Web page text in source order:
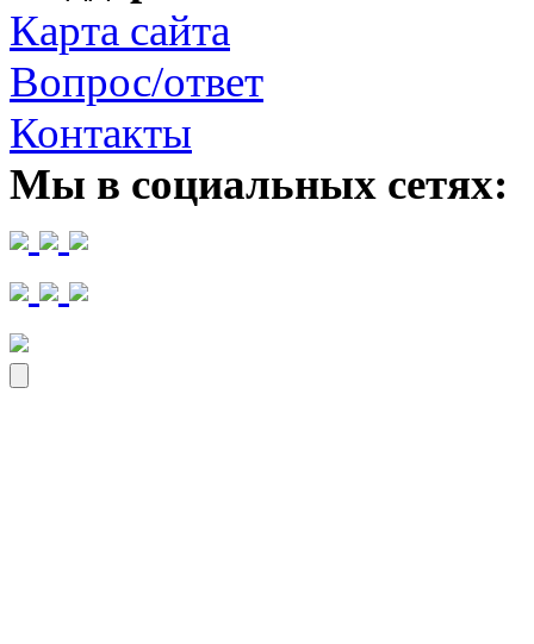
Карта сайта
Вопрос/ответ
Контакты
Мы в социальных сетях: